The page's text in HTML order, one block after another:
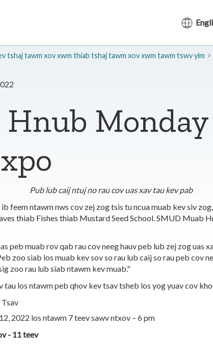
tshaj tawm xov xwm thiab tshaj tawm xov xwm tawm tswv yim
Monday
Pub lub caij ntuj no rau cov uas xav tau kev pab
feem ntawm nws cov zej zog tsis tu ncua muab kev siv
thiab Fishes thiab Mustard Seed School. SMUD
muab rov qab rau cov neeg hauv peb lub zej zog uas
zoo siab los muab kev sov so rau lub caij so rau peb cov
zoo rau lub siab ntawm kev muab."
los ntawm peb qhov kev tsav tsheb los yog yuav cov
2022 los ntawm 7 teev sawv ntxov – 6 pm
- 11 teev